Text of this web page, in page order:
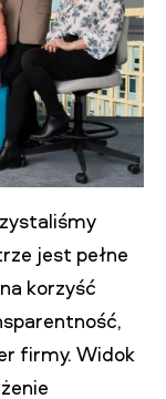
jest pełne
korzyść
firmy. Widok